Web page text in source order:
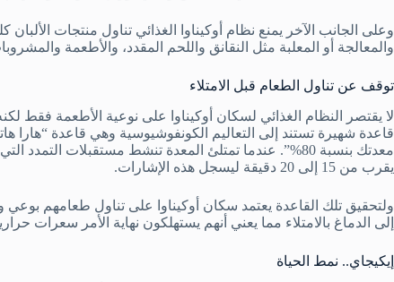
وعلى الجانب الآخر يمنع نظام أوكيناوا الغذائي تناول منتجات
والمعالجة أو المعلبة مثل النقانق واللحم المقدد، والأطعمة
توقف عن تناول الطعام قبل الامتلاء
لا يقتصر النظام الغذائي لسكان أوكيناوا على نوعية الأطعمة فقط
قاعدة شهيرة تستند إلى التعاليم الكونفوشيوسية وهي قاعدة “هارا
معدتك بنسبة 80%”. عندما تمتلئ المعدة تنشط مستقبلات
يقرب من 15 إلى 20 دقيقة ليسجل هذه الإشارات.
ولتحقيق تلك القاعدة يعتمد سكان أوكيناوا على تناول طعامهم
إلى الدماغ بالامتلاء مما يعني أنهم يستهلكون نهاية الأمر سعرات
إيكيجاي.. نمط الحياة